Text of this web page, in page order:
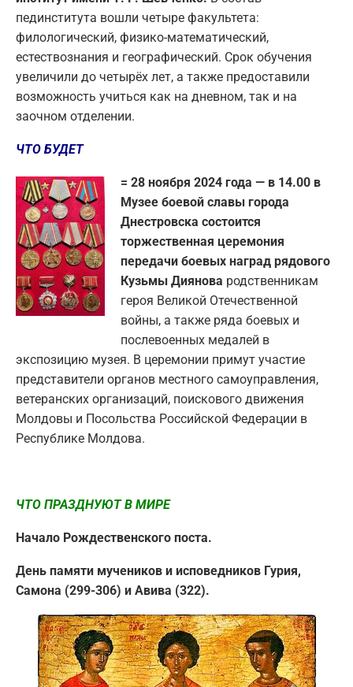
пединститута вошли четыре факультета:
филологический, физико-математический,
естествознания и географический. Срок обучения
увеличили до четырёх лет, а также предоставили
возможность учиться как на дневном, так и на
заочном отделении.
ЧТО БУДЕТ
= 28 ноября 2024 года — в 14.00 в
Музее боевой славы города
Днестровска состоится
торжественная церемония
передачи боевых наград рядового
Кузьмы Диянова родственникам
героя Великой Отечественной
войны, а также ряда боевых и
послевоенных медалей в
экспозицию музея. В церемонии примут участие
представители органов местного самоуправления,
ветеранских организаций, поискового движения
Молдовы и Посольства Российской Федерации в
Республике Молдова.
ЧТО ПРАЗДНУЮТ В МИРЕ
Начало Рождественского поста.
День памяти мучеников и исповедников Гурия,
Самона (299-306) и Авива (322).